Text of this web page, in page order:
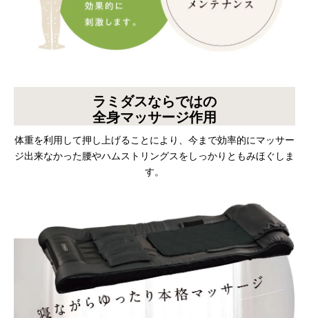
ラミダスならではの
全身マッサージ作用
体重を利用して押し上げることにより、今まで効率的にマッサー
ジ出来なかった腰やハムストリングスをしっかりともみほぐしま
す。